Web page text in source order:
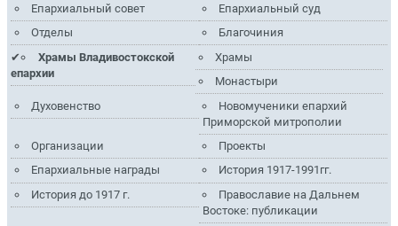
Епархиальный совет
Епархиальный суд
Отделы
Благочиния
Храмы Владивостокской
епархии
Храмы
Монастыри
Духовенство
Новомученики епархий
Приморской митрополии
Организации
Проекты
Епархиальные награды
История 1917-1991гг.
История до 1917 г.
Православие на Дальнем
Востоке: публикации